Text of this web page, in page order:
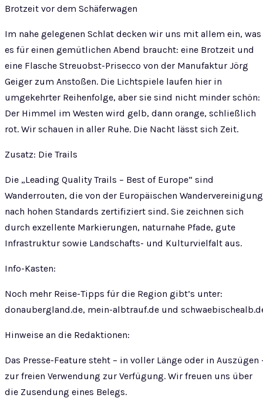
Brotzeit vor dem Schäferwagen
Im nahe gelegenen Schlat decken wir uns mit allem ein, was
es für einen gemütlichen Abend braucht: eine Brotzeit und
eine Flasche Streuobst-Prisecco von der Manufaktur Jörg
Geiger zum Anstoßen. Die Lichtspiele laufen hier in
umgekehrter Reihenfolge, aber sie sind nicht minder schön:
Der Himmel im Westen wird gelb, dann orange, schließlich
rot. Wir schauen in aller Ruhe. Die Nacht lässt sich Zeit.
Zusatz: Die Trails
Die „Leading Quality Trails – Best of Europe“ sind
Wanderrouten, die von der Europäischen Wandervereinigung
nach hohen Standards zertifiziert sind. Sie zeichnen sich
durch exzellente Markierungen, naturnahe Pfade, gute
Infrastruktur sowie Landschafts- und Kulturvielfalt aus.
Info-Kasten:
Noch mehr Reise-Tipps für die Region gibt’s unter:
donaubergland.de, mein-albtrauf.de und
Hinweise an die Redaktionen:
Das Presse-Feature steht – in voller Länge oder in Auszügen
zur freien Verwendung zur Verfügung. Wir freuen uns über
die Zusendung eines Belegs.